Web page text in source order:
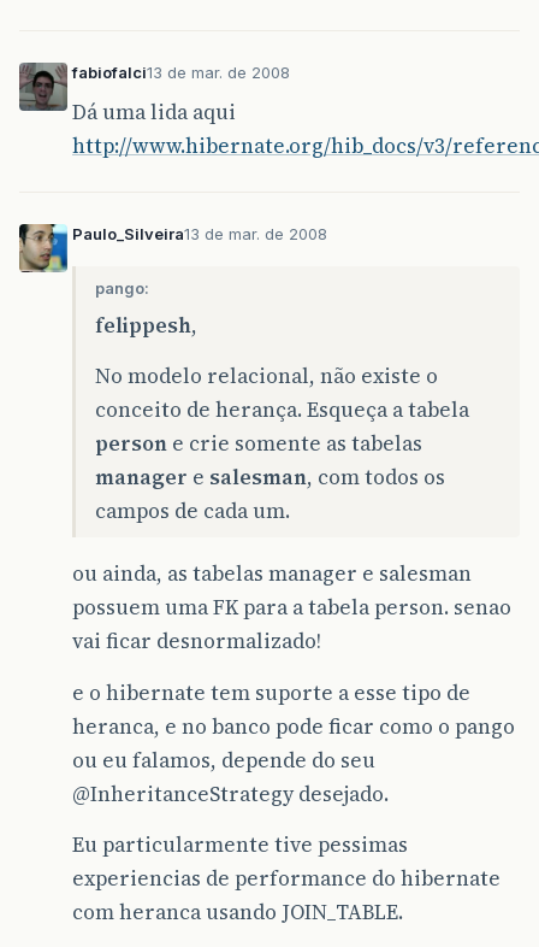
fabiofalci13 de mar. de 2008
Dá uma lida aqui
http://www.hibernate.org/hib_docs/v3/
Paulo_Silveira13 de mar. de 2008
pango:
felippesh,
No modelo relacional, não existe o
conceito de herança. Esqueça a tabela
person e crie somente as tabelas
manager e salesman, com todos os
campos de cada um.
ou ainda, as tabelas manager e salesman
possuem uma FK para a tabela person. senao
vai ficar desnormalizado!
e o hibernate tem suporte a esse tipo de
heranca, e no banco pode ficar como o pango
ou eu falamos, depende do seu
@InheritanceStrategydesejado.
Eu particularmente tive pessimas
experiencias de performance do hibernate
com heranca usando JOIN_TABLE.